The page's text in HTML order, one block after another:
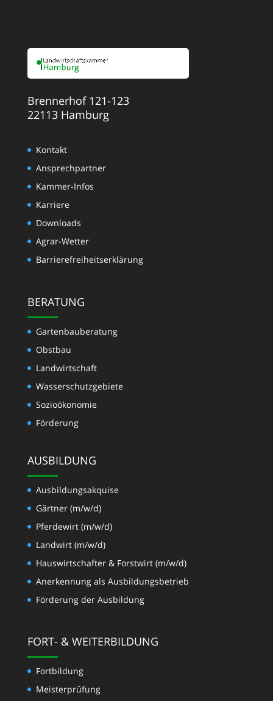
Brennerhof 121-123
22113 Hamburg
Kontakt
Ansprechpartner
Kammer-Infos
Karriere
Downloads
Agrar-Wetter
Barrierefreiheitserklärung
BERATUNG
Gartenbauberatung
Obstbau
Landwirtschaft
Wasserschutzgebiete
Sozioökonomie
Förderung
AUSBILDUNG
Ausbildungsakquise
Gärtner (m/w/d)
Pferdewirt (m/w/d)
Landwirt (m/w/d)
Hauswirtschafter & Forstwirt (m/w/d)
Anerkennung als Ausbildungsbetrieb
Förderung der Ausbildung
FORT- & WEITERBILDUNG
Fortbildung
Meisterprüfung